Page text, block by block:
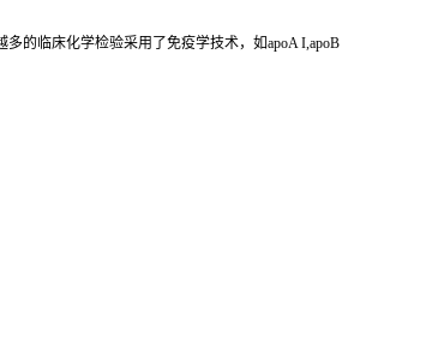
的临床化学检验采用了免疫学技术，如apoA I,apoB